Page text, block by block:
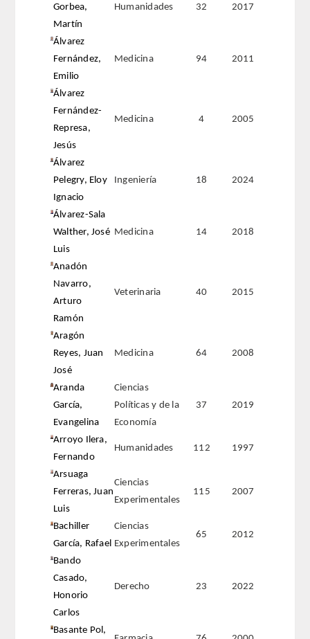
REGLAMENTO
FUNDACIÓN LIBERADE
ACADÉMICOS
SECCIONES
TEOLOGÍA
HUMANIDADES
DERECHO
MEDICINA
CIENCIAS EXPERIMENTALES
FARMACIA
CIENCIAS POLíTICAS Y DE LA ECONOMíA
INGENIERíA
ARQUITECTURA Y BELLAS ARTES
VETERINARIA
NUMERO
SUPERNUMERARIOS
CORRESPONDIENTES
Nacionales
Gorbea,
Martín
Humanidades 32 2017
Álvarez
Fernández,
Emilio
Medicina 94 2011
Álvarez
Fernández-
Represa,
Jesús
Medicina 4 2005
Álvarez
Pelegry, Eloy
Ignacio
Ingeniería 18 2024
Álvarez-Sala
Walther, José
Luis
Medicina 14 2018
Anadón
Navarro,
Arturo
Ramón
Veterinaria 40 2015
Aragón
Reyes, Juan
José
Medicina 64 2008
Aranda
García,
Evangelina
Ciencias
Políticas y de la
Economía
37 2019
Arroyo Ilera,
Fernando
Humanidades 112 1997
Arsuaga
Ferreras, Juan
Luis
Ciencias
Experimentales
115 2007
Bachiller
García, Rafael
Ciencias
Experimentales
65 2012
Bando
Casado,
Honorio
Carlos
Derecho 23 2022
Basante Pol,